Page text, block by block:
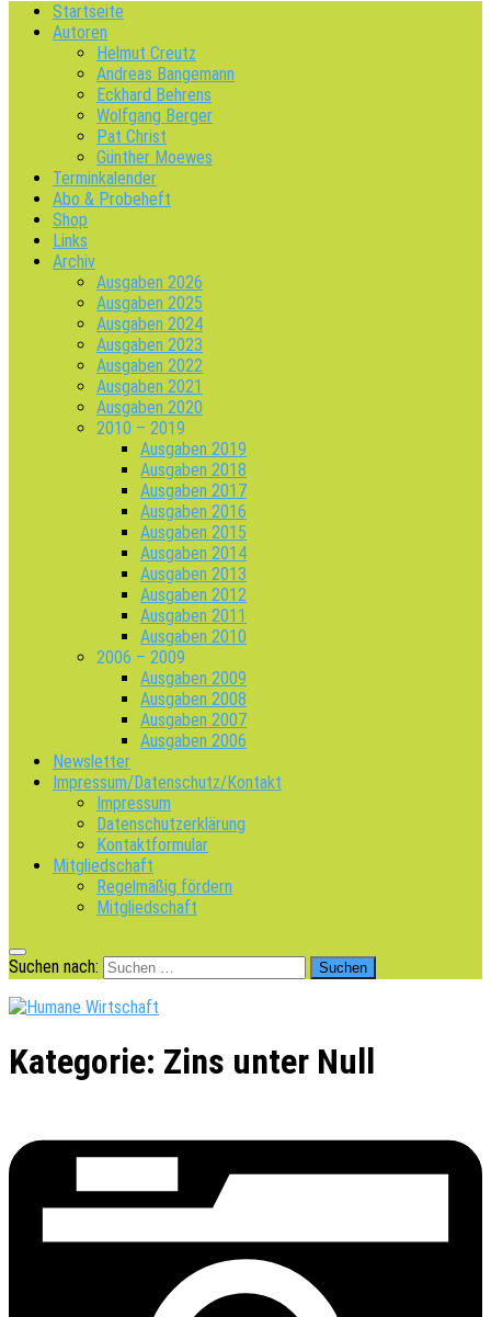
Startseite
Autoren
Helmut Creutz
Andreas Bangemann
Eckhard Behrens
Wolfgang Berger
Pat Christ
Günther Moewes
Terminkalender
Abo & Probeheft
Shop
Links
Archiv
Ausgaben 2026
Ausgaben 2025
Ausgaben 2024
Ausgaben 2023
Ausgaben 2022
Ausgaben 2021
Ausgaben 2020
2010 – 2019
Ausgaben 2019
Ausgaben 2018
Ausgaben 2017
Ausgaben 2016
Ausgaben 2015
Ausgaben 2014
Ausgaben 2013
Ausgaben 2012
Ausgaben 2011
Ausgaben 2010
2006 – 2009
Ausgaben 2009
Ausgaben 2008
Ausgaben 2007
Ausgaben 2006
Newsletter
Impressum/Datenschutz/Kontakt
Impressum
Datenschutzerklärung
Kontaktformular
Mitgliedschaft
Regelmäßig fördern
Mitgliedschaft
Suchen nach:
Kategorie: Zins unter Null